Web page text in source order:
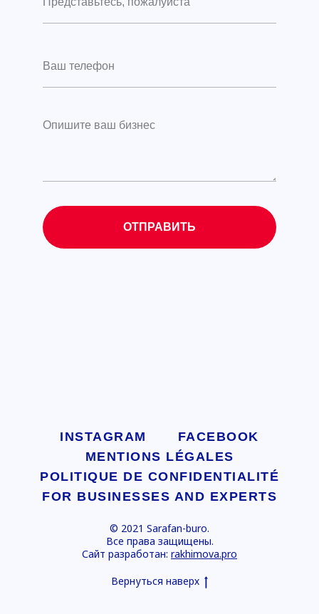
ОТПРАВИТЬ
INSTAGRAM
FACEBOOK
MENTIONS LÉGALES
POLITIQUE DE CONFIDENTIALITÉ
FOR BUSINESSES AND EXPERTS
© 2021 Sarafan-buro.
Все права защищены.
Сайт разработан: rakhimova.pro
Вернуться наверх